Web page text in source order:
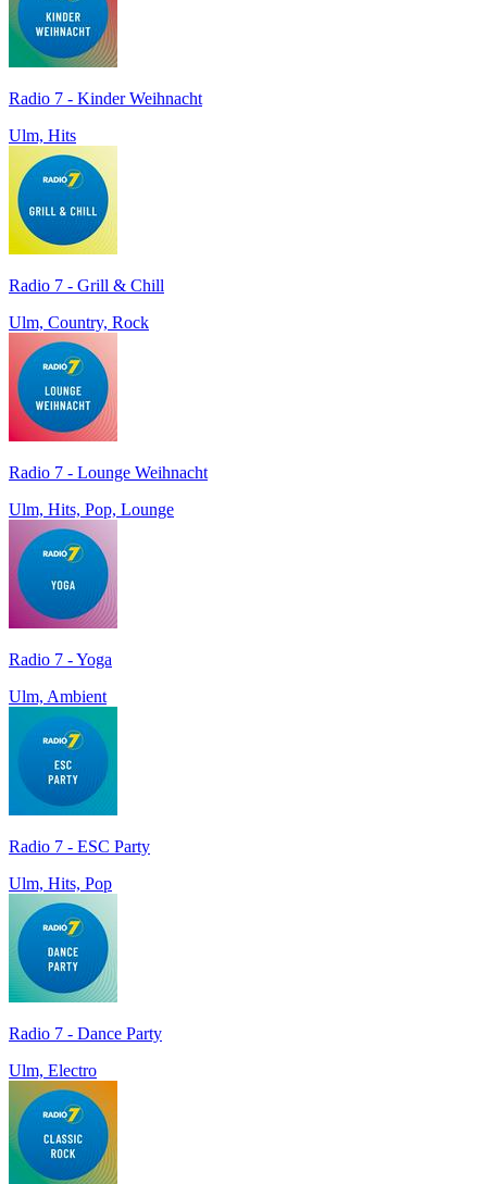
Radio 7 - Kinder Weihnacht
Ulm, Hits
Radio 7 - Grill & Chill
Ulm, Country, Rock
Radio 7 - Lounge Weihnacht
Ulm, Hits, Pop, Lounge
Radio 7 - Yoga
Ulm, Ambient
Radio 7 - ESC Party
Ulm, Hits, Pop
Radio 7 - Dance Party
Ulm, Electro